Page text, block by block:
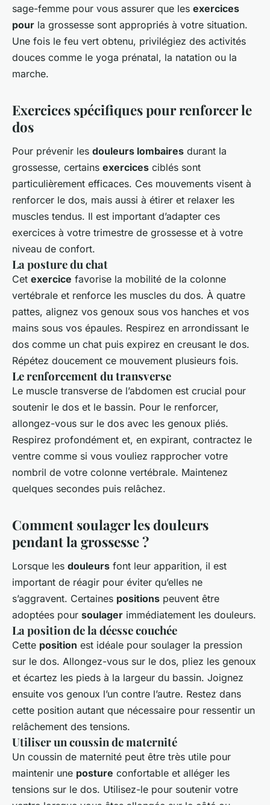
sage-femme pour vous assurer que les exercices
pour la grossesse sont appropriés à votre situation.
Une fois le feu vert obtenu, privilégiez des activités
douces comme le yoga prénatal, la natation ou la
marche.
Exercices spécifiques pour renforcer le
dos
Pour prévenir les douleurs lombaires durant la
grossesse, certains exercices ciblés sont
particulièrement efficaces. Ces mouvements visent à
renforcer le dos, mais aussi à étirer et relaxer les
muscles tendus. Il est important d’adapter ces
exercices à votre trimestre de grossesse et à votre
niveau de confort.
La posture du chat
Cet exercice favorise la mobilité de la colonne
vertébrale et renforce les muscles du dos. À quatre
pattes, alignez vos genoux sous vos hanches et vos
mains sous vos épaules. Respirez en arrondissant le
dos comme un chat puis expirez en creusant le dos.
Répétez doucement ce mouvement plusieurs fois.
Le renforcement du transverse
Le muscle transverse de l’abdomen est crucial pour
soutenir le dos et le bassin. Pour le renforcer,
allongez-vous sur le dos avec les genoux pliés.
Respirez profondément et, en expirant, contractez le
ventre comme si vous vouliez rapprocher votre
nombril de votre colonne vertébrale. Maintenez
quelques secondes puis relâchez.
Comment soulager les douleurs
pendant la grossesse ?
Lorsque les douleurs font leur apparition, il est
important de réagir pour éviter qu’elles ne
s’aggravent. Certaines positions peuvent être
adoptées pour soulager immédiatement les douleurs.
La position de la déesse couchée
Cette position est idéale pour soulager la pression
sur le dos. Allongez-vous sur le dos, pliez les genoux
et écartez les pieds à la largeur du bassin. Joignez
ensuite vos genoux l’un contre l’autre. Restez dans
cette position autant que nécessaire pour ressentir un
relâchement des tensions.
Utiliser un coussin de maternité
Un coussin de maternité peut être très utile pour
maintenir une posture confortable et alléger les
tensions sur le dos. Utilisez-le pour soutenir votre